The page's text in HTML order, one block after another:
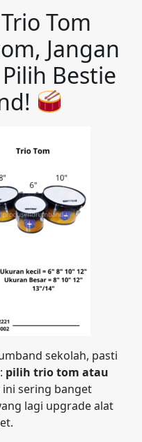
Tom
Jangan
Bestie
sekolah, pasti
pilih trio tom atau
sering banget
lagi upgrade alat